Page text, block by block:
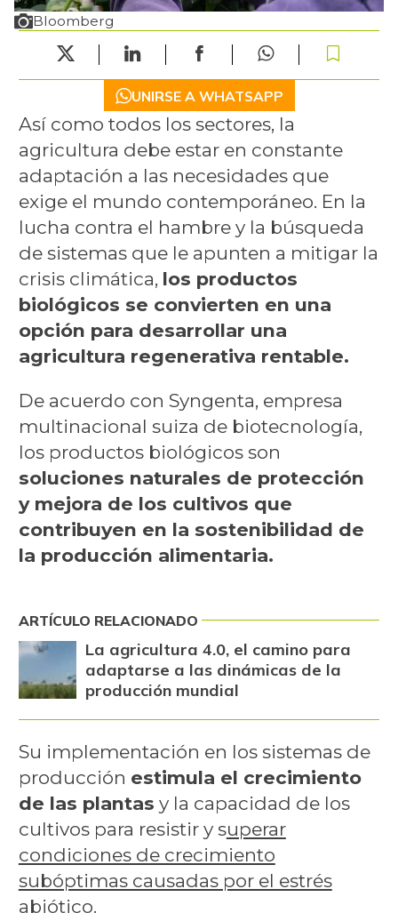
Bloomberg
UNIRSE A WHATSAPP
Así como todos los sectores, la
agricultura debe estar en constante
adaptación a las necesidades que
exige el mundo contemporáneo. En la
lucha contra el hambre y la búsqueda
de sistemas que le apunten a mitigar la
crisis climática, los productos
biológicos se convierten en una
opción para desarrollar una
agricultura regenerativa rentable.
De acuerdo con Syngenta, empresa
multinacional suiza de biotecnología,
los productos biológicos son
soluciones naturales de protección
y mejora de los cultivos que
contribuyen en la sostenibilidad de
la producción alimentaria.
ARTÍCULO RELACIONADO
La agricultura 4.0, el camino para
adaptarse a las dinámicas de la
producción mundial
Su implementación en los sistemas de
producción estimula el crecimiento
de las plantas y la capacidad de los
cultivos para resistir y superar
condiciones de crecimiento
subóptimas causadas por el estrés
abiótico.